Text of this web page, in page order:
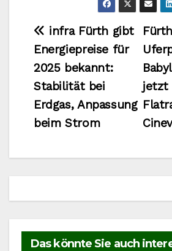
jetzt
infra Fürth gibt
Energiepreise für
2025 bekannt:
Stabilität bei
Erdgas, Anpassung
beim Strom
Das könnte Sie auch